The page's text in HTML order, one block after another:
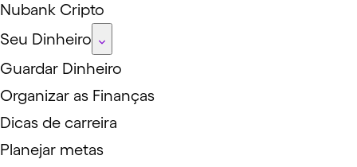
Nubank Cripto
Seu Dinheiro
Guardar Dinheiro
Organizar as Finanças
Dicas de carreira
Planejar metas